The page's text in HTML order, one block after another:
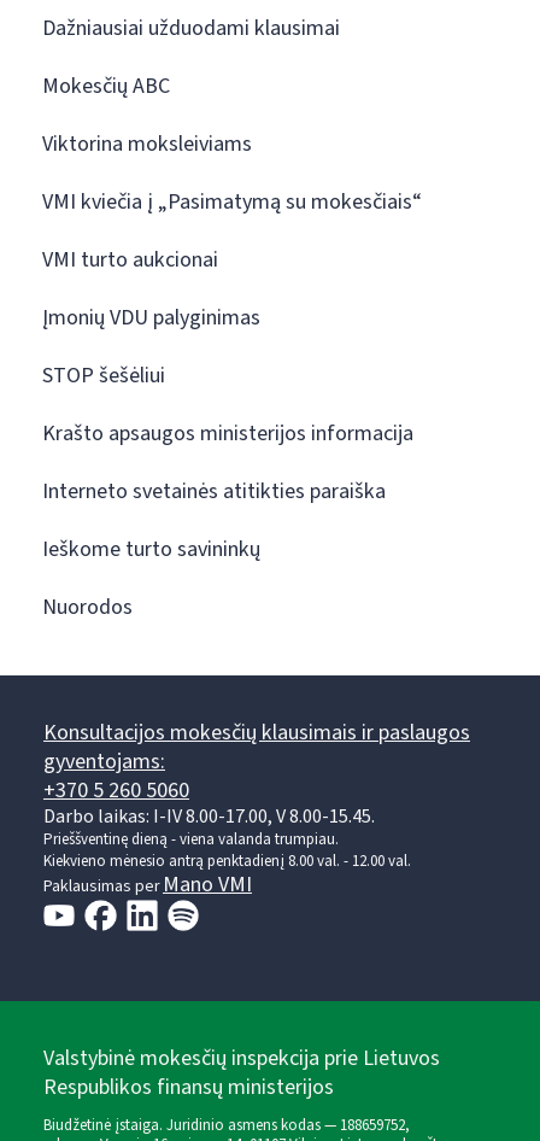
Dažniausiai užduodami klausimai
Mokesčių ABC
Viktorina moksleiviams
VMI kviečia į „Pasimatymą su mokesčiais“
VMI turto aukcionai
Įmonių VDU palyginimas
STOP šešėliui
Krašto apsaugos ministerijos informacija
Interneto svetainės atitikties paraiška
Ieškome turto savininkų
Nuorodos
Konsultacijos mokesčių klausimais ir paslaugos
gyventojams:
+370 5 260 5060
Darbo laikas: I-IV 8.00-17.00, V 8.00-15.45.
Prieššventinę dieną - viena valanda trumpiau.
Kiekvieno mėnesio antrą penktadienį 8.00 val. - 12.00 val.
Paklausimas perMano VMI
Valstybinė mokesčių inspekcija prie Lietuvos
Respublikos finansų ministerijos
Biudžetinė įstaiga. Juridinio asmens kodas — 188659752,